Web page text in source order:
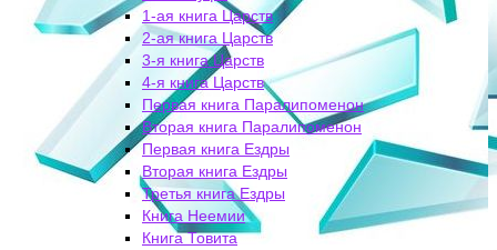
1-ая книга Царств
2-ая книга Царств
3-я книга Царств
4-я книга Царств
Первая книга Паралипоменон
Вторая книга Паралипоменон
Первая книга Ездры
Вторая книга Ездры
Третья книга Ездры
Книга Неемии
Книга Товита